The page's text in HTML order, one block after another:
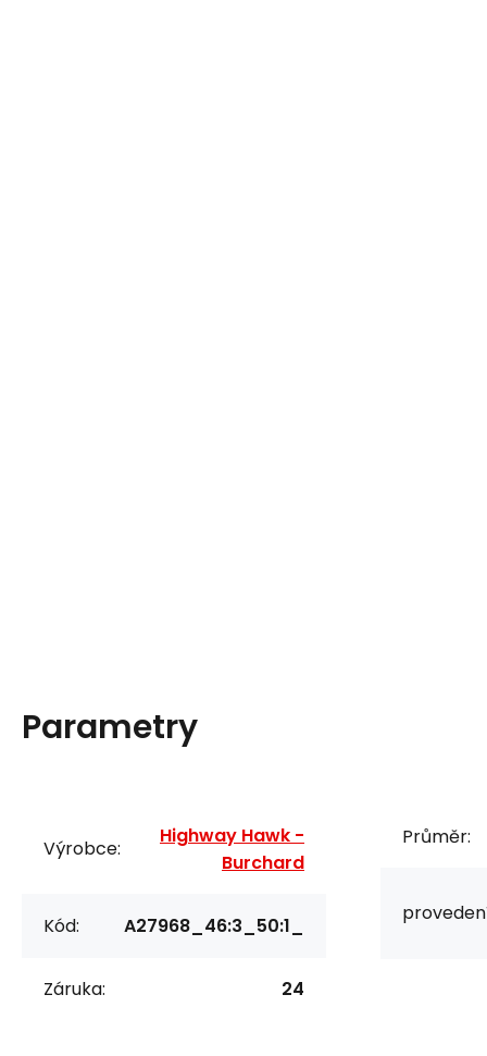
Parametry
Výrobce:
Highway Hawk -
Burchard
Kód: A27968_46:3_50:1_
Záruka: 24
Průměr: